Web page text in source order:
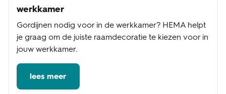
werkkamer
Gordijnen nodig voor in de werkkamer? HEMA helpt
je graag om de juiste raamdecoratie te kiezen voor in
jouw werkkamer.
lees meer